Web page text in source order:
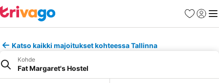
Suosikit
Katso kaikki majoitukset kohteessa Tallinna
Kohde
Fat Margaret's Hostel